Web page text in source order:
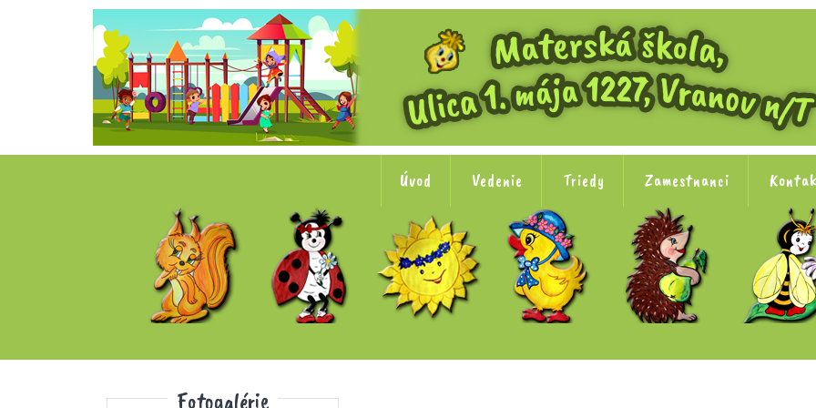
Úvod Vedenie Triedy Zamestnanci
Fotogalérie